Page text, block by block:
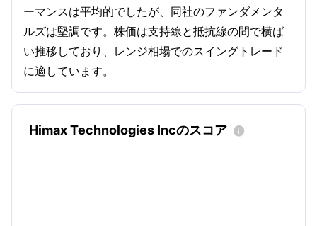
ーマンスは平均的でしたが、同社のファンダメンタ
ルズは堅調です。株価は支持線と抵抗線の間で横ば
い推移しており、レンジ相場でのスイングトレード
に適しています。
Himax Technologies Incのスコア 